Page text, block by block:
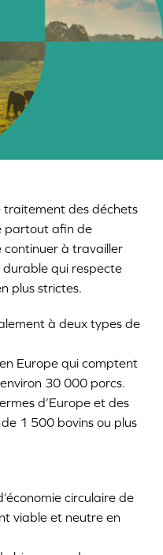
traitement des déchets
partout afin de
à travailler
qui respecte
plus strictes.
à deux types de
Europe qui comptent
30 000 porcs.
d’Europe et des
1 500 bovins ou plus
circulaire de
viable et neutre en